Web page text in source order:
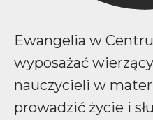
Ewangelia w
wyposażać
nauczycieli w
prowadzić życie i